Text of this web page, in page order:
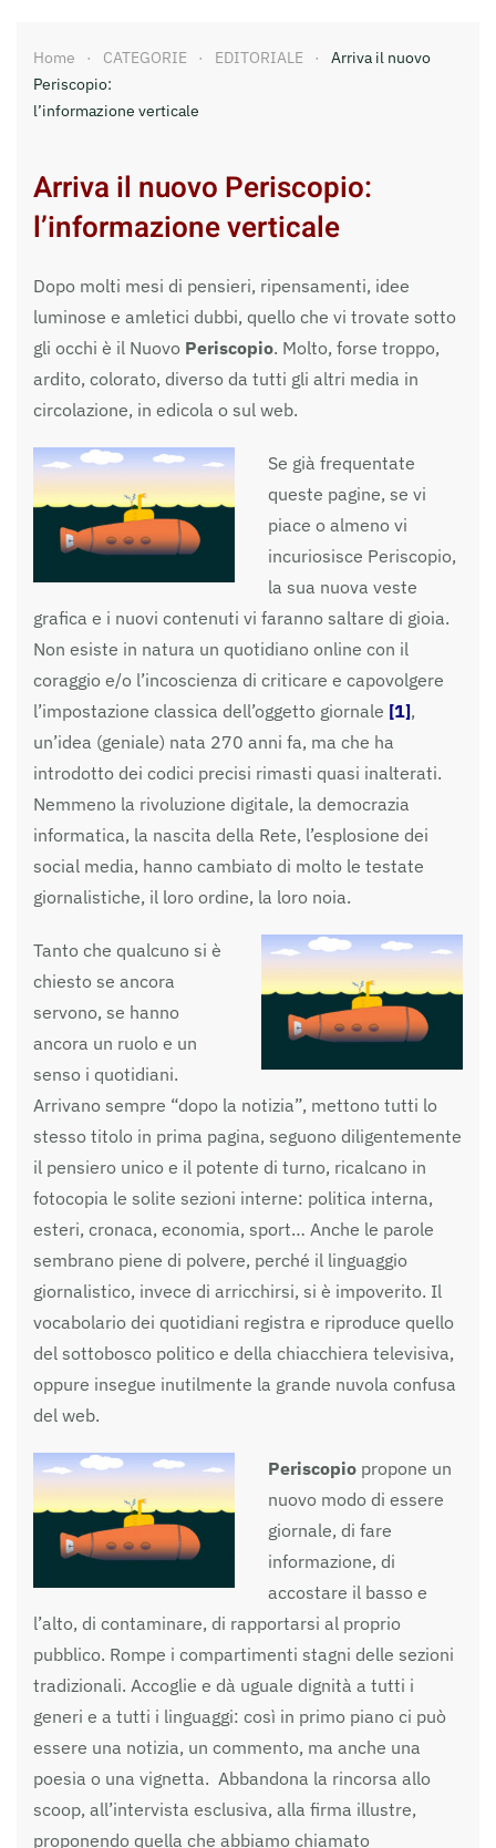
Home CATEGORIE EDITORIALE
Arriva il nuovo
Periscopio:
l’informazione verticale
Arriva il nuovo Periscopio:
l’informazione verticale
Dopo molti mesi di pensieri, ripensamenti, idee
luminose e amletici dubbi, quello che vi trovate sotto
gli occhi è il Nuovo Periscopio. Molto, forse troppo,
ardito, colorato, diverso da tutti gli altri media in
circolazione, in edicola o sul web.
Se già frequentate
queste pagine, se vi
piace o almeno vi
incuriosisce Periscopio,
la sua nuova veste
grafica e i nuovi contenuti vi faranno saltare di gioia.
Non esiste in natura un quotidiano online con il
coraggio e/o l’incoscienza di criticare e capovolgere
l’impostazione classica dell’oggetto giornale [1],
un’idea (geniale) nata 270 anni fa, ma che ha
introdotto dei codici precisi rimasti quasi inalterati.
Nemmeno la rivoluzione digitale, la democrazia
informatica, la nascita della Rete, l’esplosione dei
social media, hanno cambiato di molto le testate
giornalistiche, il loro ordine, la loro noia.
Tanto che qualcuno si è
chiesto se ancora
servono, se hanno
ancora un ruolo e un
senso i quotidiani.
Arrivano sempre “dopo la notizia”, mettono tutti lo
stesso titolo in prima pagina, seguono diligentemente
il pensiero unico e il potente di turno, ricalcano in
fotocopia le solite sezioni interne: politica interna,
esteri, cronaca, economia, sport… Anche le parole
sembrano piene di polvere, perché il linguaggio
giornalistico, invece di arricchirsi, si è impoverito. Il
vocabolario dei quotidiani registra e riproduce quello
del sottobosco politico e della chiacchiera televisiva,
oppure insegue inutilmente la grande nuvola confusa
del web.
Periscopio propone un
nuovo modo di essere
giornale, di fare
informazione, di
accostare il basso e
l’alto, di contaminare, di rapportarsi al proprio
pubblico. Rompe i compartimenti stagni delle sezioni
tradizionali. Accoglie e dà uguale dignità a tutti i
generi e a tutti i linguaggi: così in primo piano ci può
essere una notizia, un commento, ma anche una
poesia o una vignetta. Abbandona la rincorsa allo
scoop, all’intervista esclusiva, alla firma illustre,
proponendo quella che abbiamo chiamato